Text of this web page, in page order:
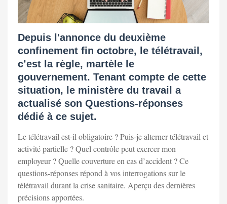
Depuis l'annonce du deuxième
confinement fin octobre, le télétravail,
c’est la règle, martèle le
gouvernement. Tenant compte de cette
situation, le ministère du travail a
actualisé son Questions-réponses
dédié à ce sujet.
Le télétravail est-il obligatoire ? Puis-je alterner télétravail et
activité partielle ? Quel contrôle peut exercer mon
employeur ? Quelle couverture en cas d’accident ? Ce
questions-réponses répond à vos interrogations sur le
télétravail durant la crise sanitaire. Aperçu des dernières
précisions apportées.